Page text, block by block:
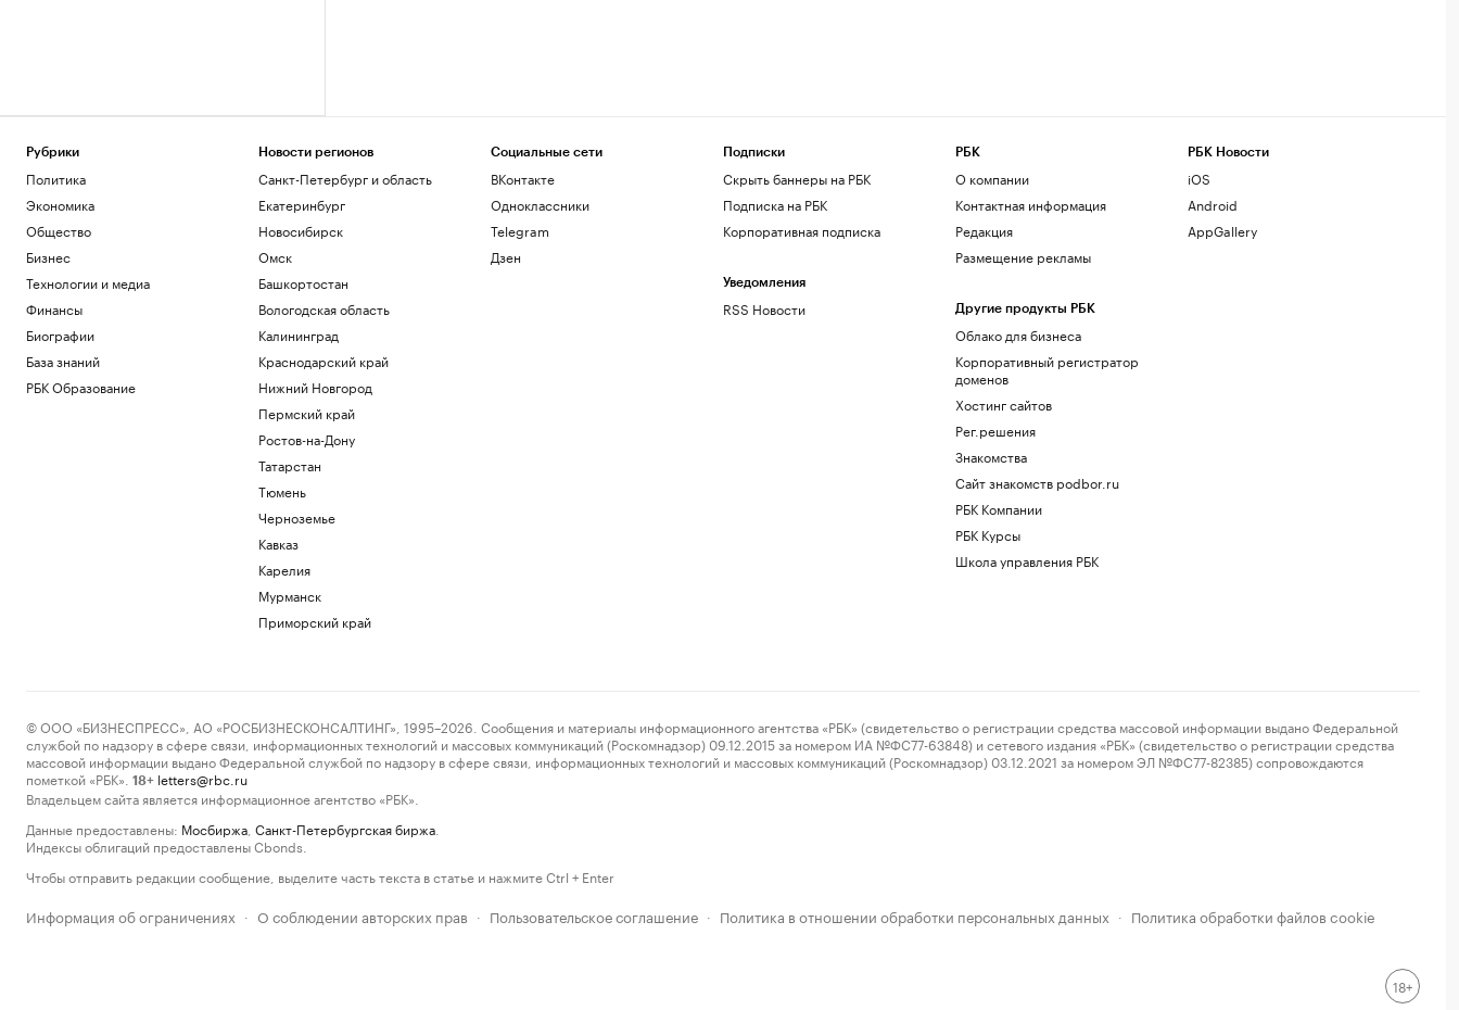
Рубрики
Политика
Экономика
Общество
Бизнес
Технологии и медиа
Финансы
Биографии
База знаний
РБК Образование
Новости регионов
Санкт-Петербург и область
Екатеринбург
Новосибирск
Омск
Башкортостан
Вологодская область
Калининград
Краснодарский край
Нижний Новгород
Пермский край
Ростов-на-Дону
Татарстан
Тюмень
Черноземье
Кавказ
Карелия
Мурманск
Приморский край
Социальные сети
ВКонтакте
Одноклассники
Telegram
Дзен
Подписки
Скрыть баннеры на РБК
Подписка на РБК
Корпоративная подписка
Уведомления
RSS Новости
РБК
О компании
Контактная информация
Редакция
Размещение рекламы
Другие продукты РБК
Облако для бизнеса
Корпоративный регистратор
доменов
Хостинг сайтов
Рег.решения
Знакомства
Сайт знакомств podbor.ru
РБК Компании
РБК Курсы
Школа управления РБК
РБК Новости
iOS
Android
AppGallery
© ООО «БИЗНЕСПРЕСС», АО «РОСБИЗНЕСКОНСАЛТИНГ», 1995–2026. Сообщения и материалы информационного агентства «РБК» (свидетельство о регистрации средства массовой информации выдано Федеральной
службой по надзору в сфере связи, информационных технологий и массовых коммуникаций (Роскомнадзор) 09.12.2015 за номером ИА №ФС77-63848) и сетевого издания «РБК» (свидетельство о регистрации средства
массовой информации выдано Федеральной службой по надзору в сфере связи, информационных технологий и массовых коммуникаций (Роскомнадзор) 03.12.2021 за номером ЭЛ №ФС77-82385) сопровождаются
пометкой «РБК».
18+ letters@rbc.ru
Владельцем сайта является информационное агентство «РБК».
Данные предоставлены: Мосбиржа Санкт-Петербургская биржа
Индексы облигаций предоставлены Cbonds.
Чтобы отправить редакции сообщение, выделите часть текста в статье и нажмите Ctrl + Enter
Информация об ограничениях · О соблюдении авторских прав · Пользовательское соглашение · Политика в отношении обработки персональных данных · Политика обработки файлов cookie
18+